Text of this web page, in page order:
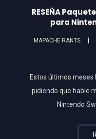
RESEÑA
para
MAPACHE RANTS
Estos últimos
pidiendo que hable
Nintendo